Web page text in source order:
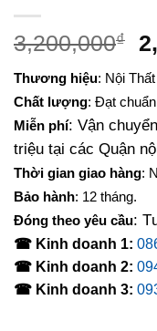
3,200,000₫
Thương hiệu: Nội
Chất lượng: Đạt
Miễn phí: Vận
triệu tại các Quận
Thời gian giao hàng:
Bảo hành: 12 tháng.
Đóng theo yêu cầu:
☎ Kinh doanh 1:
☎ Kinh doanh 2:
☎ Kinh doanh 3: